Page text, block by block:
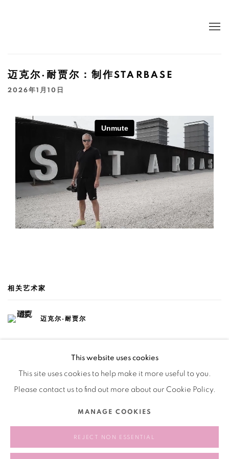
迈克尔·耐贾尔：制作STARBASE
2026年1月10日
相关艺术家
迈克尔·耐贾尔
This website uses cookies
This site uses cookies to help make it more useful to you.
Please contact us to find out more about our Cookie Policy.
MANAGE COOKIES
REJECT NON ESSENTIAL